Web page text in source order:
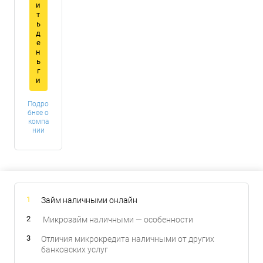
и
т
ь
д
е
н
ь
г
и
Подро
бнее о
компа
нии
Займ наличными онлайн
Микрозайм наличными — особенности
Отличия микрокредита наличными от других
банковских услуг